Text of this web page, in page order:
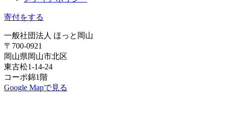
寄付をする
一般社団法人 ほっと岡山
〒700-0921
岡山県岡山市北区
東古松1-14-24
コーポ錦1階
Google Mapで見る